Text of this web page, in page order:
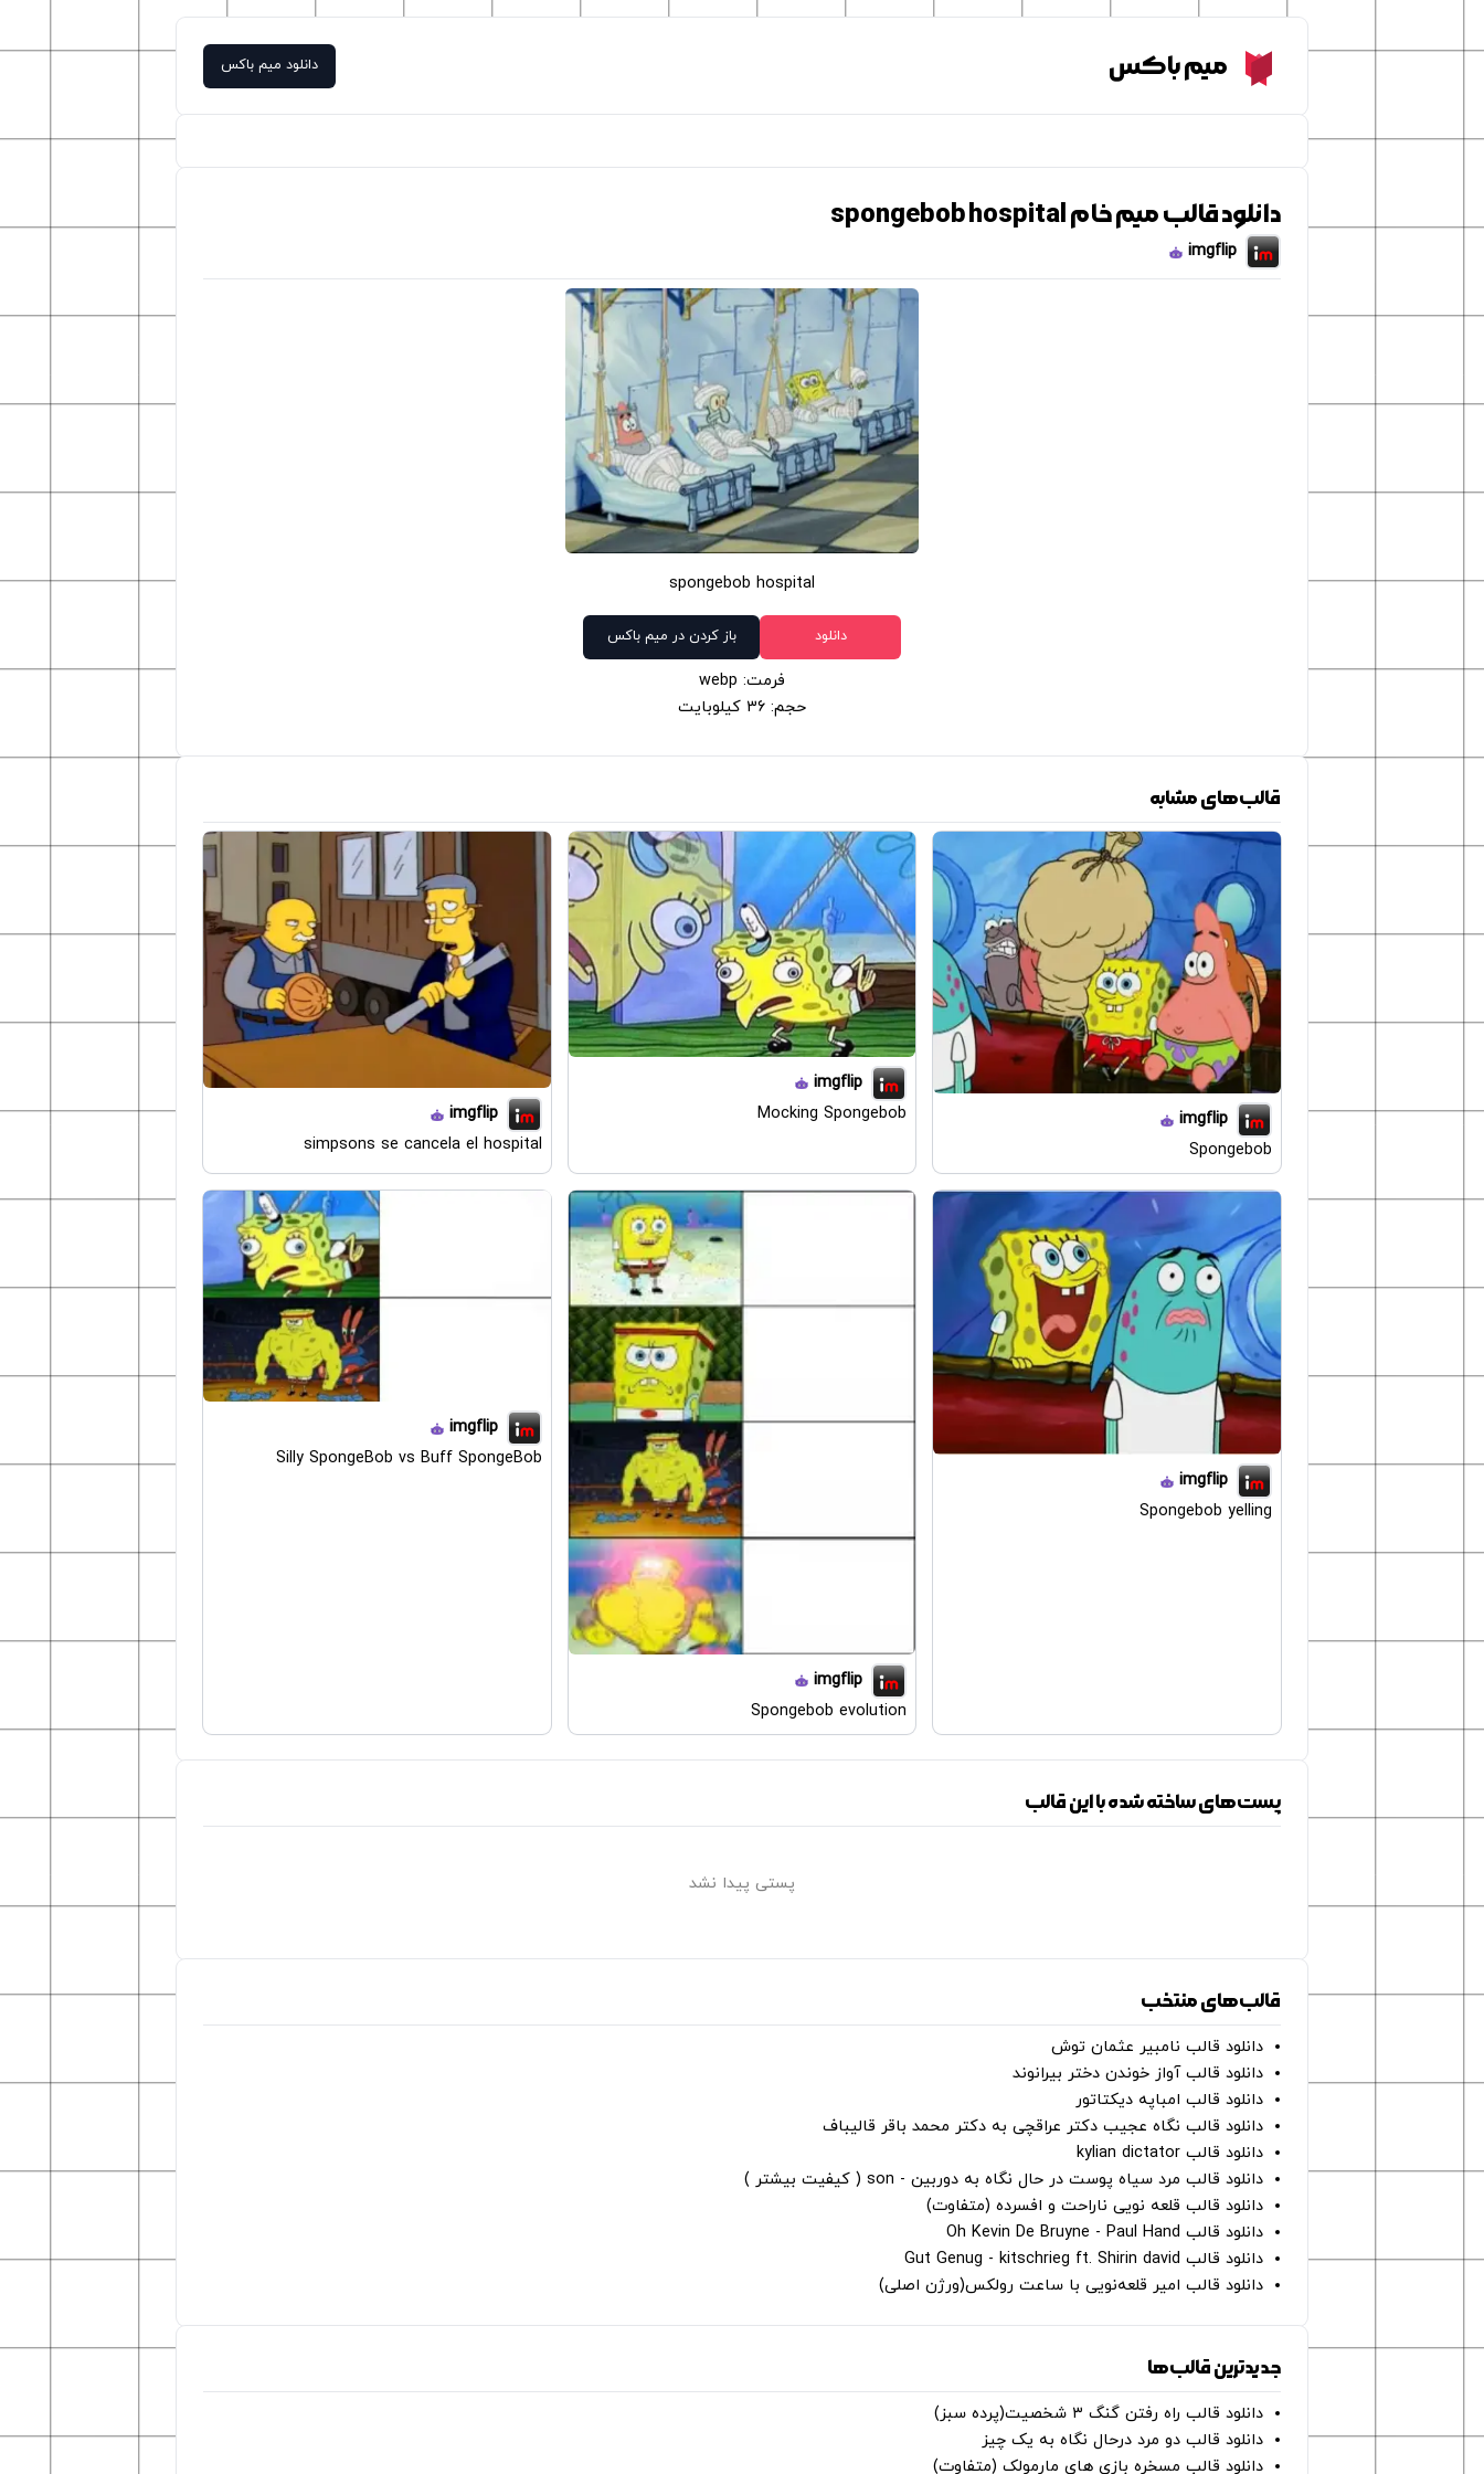
Meme Boxمیم باکس دانلود میم باکس
دانلود قالب میم خام spongebob hospital
imgflip
spongebob hospital
دانلود باز کردن در میم باکس
فرمت: webp
حجم: 36 کیلوبایت
قالب‌های مشابه
imgflip
Spongebob
imgflip
Mocking Spongebob
imgflip
simpsons se cancela el hospital
imgflip
Spongebob yelling
imgflip
Spongebob evolution
imgflip
Silly SpongeBob vs Buff SpongeBob
پست‌های ساخته شده با این قالب
پستی پیدا نشد
قالب‌های منتخب
دانلود قالب نامبیر عثمان ‌توش
دانلود قالب آواز خوندن دختر بیرانوند
دانلود قالب امباپه دیکتاتور
دانلود قالب نگاه عجیب دکتر عراقچی به دکتر محمد باقر قالیباف
دانلود قالب kylian dictator
دانلود قالب مرد سیاه پوست در حال نگاه به دوربین - son ( کیفیت بیشتر )
دانلود قالب قلعه نویی ناراحت و افسرده (متفاوت)
دانلود قالب Oh Kevin De Bruyne - Paul Hand
دانلود قالب Gut Genug - kitschrieg ft. Shirin david
دانلود قالب امیر قلعه‌نویی با ساعت رولکس(ورژن اصلی)
جدیدترین قالب‌ها
دانلود قالب راه رفتن گنگ ۳ شخصیت(پرده سبز)
دانلود قالب دو مرد درحال نگاه به یک چیز
دانلود قالب مسخره بازی های مارمولک (متفاوت)